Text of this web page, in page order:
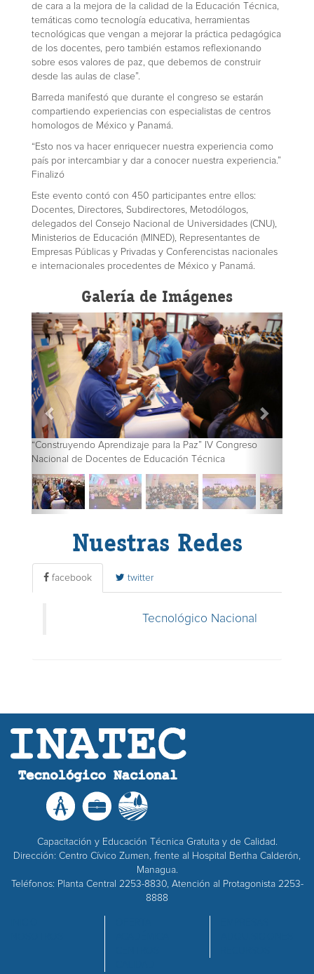
de cara a la mejora de la calidad de la Educación Técnica,
temáticas como tecnología educativa, herramientas
tecnológicas que vengan a mejorar la práctica pedagógica
de los docentes, pero también estamos reflexionando
sobre esos valores de paz, que debemos de construir
desde las aulas de clase”.
Barreda manifestó que durante el congreso se estarán
compartiendo experiencias con especialistas de centros
homologos de México y Panamá.
“Esto nos va hacer enriquecer nuestra experiencia como
país por intercambiar y dar a conocer nuestra experiencia.”
Finalizó
Este evento contó con 450 participantes entre ellos:
Docentes, Directores, Subdirectores, Metodólogos,
delegados del Consejo Nacional de Universidades (CNU),
Ministerios de Educación (MINED), Representantes de
Empresas Públicas y Privadas y Conferencistas nacionales
e internacionales procedentes de México y Panamá.
Galería de Imágenes
“Construyendo Aprendizaje para la Paz” IV Congreso
Nacional de Docentes de Educación Técnica
Nuestras Redes
facebook twitter
Tecnológico Nacional
Capacitación y Educación Técnica Gratuita y de Calidad.
Dirección: Centro Cívico Zumen, frente al Hospital Bertha Calderón,
Managua.
Teléfonos: Planta Central 2253-8830, Atención al Protagonista 2253-
8888